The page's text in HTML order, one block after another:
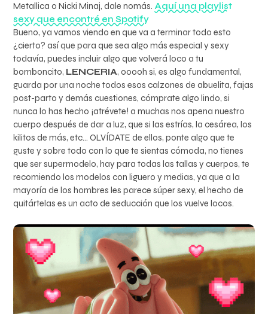
Metallica o Nicki Minaj, dale nomás. Aquí una playlist
sexy que encontré en Spotify
Bueno, ya vamos viendo en que va a terminar todo esto
¿cierto? así que para que sea algo más especial y sexy
todavía, puedes incluir algo que volverá loco a tu
bomboncito, LENCERIA, ooooh si, es algo fundamental,
guarda por una noche todos esos calzones de abuelita, fajas
post-parto y demás cuestiones, cómprate algo lindo, si
nunca lo has hecho ¡atrévete! a muchas nos apena nuestro
cuerpo después de dar a luz, que si las estrías, la cesárea, los
kilitos de más, etc… OLVÍDATE de ellos, ponte algo que te
guste y sobre todo con lo que te sientas cómoda, no tienes
que ser supermodelo, hay para todas las tallas y cuerpos, te
recomiendo los modelos con liguero y medias, ya que a la
mayoría de los hombres les parece súper sexy, el hecho de
quitártelas es un acto de seducción que los vuelve locos.